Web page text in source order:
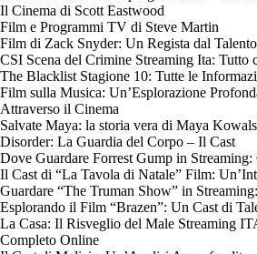
Il Cinema di Scott Eastwood
Film e Programmi TV di Steve Martin
Film di Zack Snyder: Un Regista dal
CSI Scena del Crimine Streaming Ita: Tutto
The Blacklist Stagione 10: Tutte le
Film sulla Musica: Un’Esplorazione
Attraverso il Cinema
Salvate Maya: la storia vera di Maya
Disorder: La Guardia del Corpo – Il Cast
Dove Guardare Forrest Gump in Streaming:
Il Cast di “La Tavola di Natale” Film:
Guardare “The Truman Show” in
Esplorando il Film “Brazen”: Un Cast di
La Casa: Il Risveglio del Male Streaming
Completo Online